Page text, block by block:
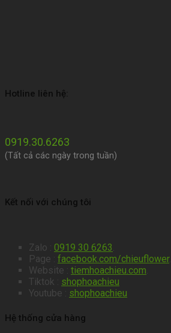
Hotline liên hệ:
0919.30.6263
(Tất cả các ngày trong tuần)
Kết nối với chúng tôi
Zalo : 0919 30 6263.
Page : facebook.com/chieuflower.
Website : tiemhoachieu.com.
Tiktok : shophoachieu
Youtube : shophoachieu
Hệ thống cửa hàng